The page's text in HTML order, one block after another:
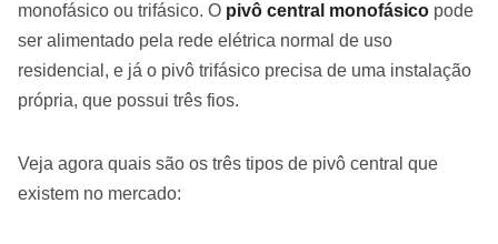
monofásico ou trifásico. O pivô central monofásico pode
ser alimentado pela rede elétrica normal de uso
residencial, e já o pivô trifásico precisa de uma instalação
própria, que possui três fios.
Veja agora quais são os três tipos de pivô central que
existem no mercado: